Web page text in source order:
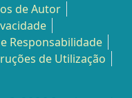
de Autor
Responsabilidade
de Utilização